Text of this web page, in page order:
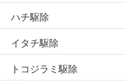
ハチ駆除
イタチ駆除
トコジラミ駆除